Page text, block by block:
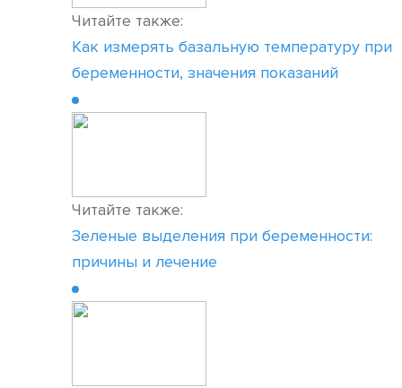
Читайте также:
Как измерять базальную температуру при
беременности, значения показаний
Читайте также:
Зеленые выделения при беременности:
причины и лечение